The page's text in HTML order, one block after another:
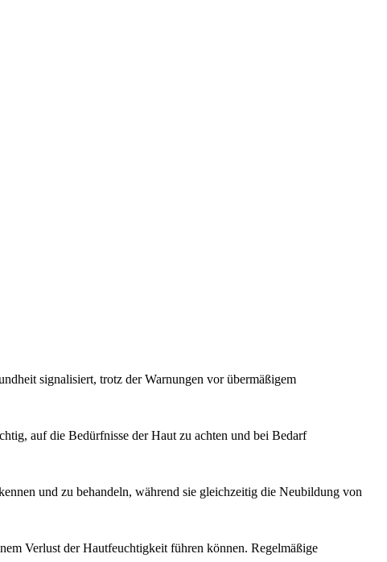
signalisiert, trotz der Warnungen vor übermäßigem
auf die Bedürfnisse der Haut zu achten und bei Bedarf
und zu behandeln, während sie gleichzeitig die Neubildung von
Verlust der Hautfeuchtigkeit führen können. Regelmäßige